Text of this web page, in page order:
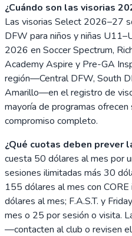
¿Cuándo son las visorias
Las visorias Select 2026–27
DFW para niños y niñas
2026 en Soccer Spectrum,
Academy Aspire y Pre-GA
región—Central DFW, South
Amarillo—en el registro de
mayoría de programas
compromiso completo.
¿Qué cuotas deben prever
cuesta 50 dólares al mes por
sesiones ilimitadas más 30
155 dólares al mes con
dólares al mes; F.A.S.T. y
mes o 25 por sesión o visita.
—contacten al club o revisen